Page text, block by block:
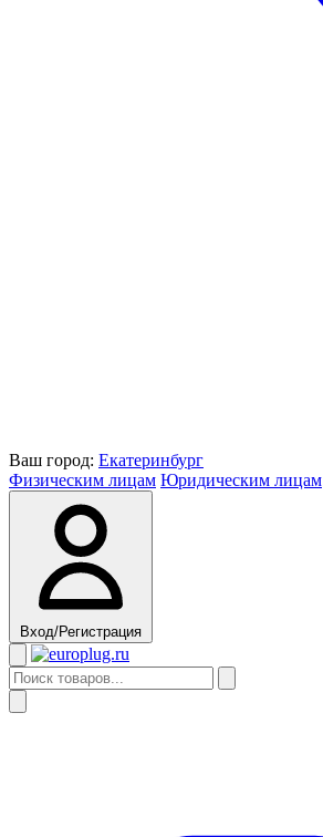
Ваш город: Екатеринбург
Физическим лицам Юридическим лицам
Вход/Регистрация